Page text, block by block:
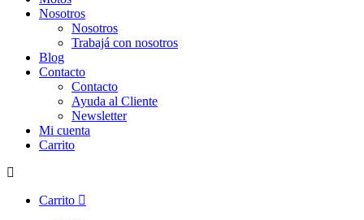
Nosotros
Nosotros
Trabajá con nosotros
Blog
Contacto
Contacto
Ayuda al Cliente
Newsletter
Mi cuenta
Carrito
Carrito